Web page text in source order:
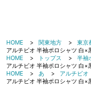
HOME 関東地方 東京
アルチビオ 半袖ポロシャツ 白
HOME
トップス
半袖
アルチビオ 半袖ポロシャツ 白
HOME
あ
アルチビオ
アルチビオ 半袖ポロシャツ 白